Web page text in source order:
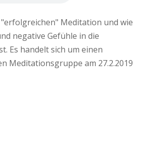
Meditation und wie
negative Gefühle in die
Es handelt sich um einen
Meditationsgruppe am 27.2.2019